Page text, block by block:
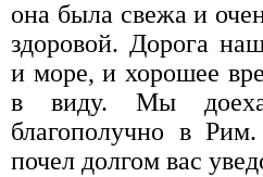
она была свежа и
здоровой. Дорога
и море, и хорошее
в виду. Мы
благополучно в
почел долгом вас